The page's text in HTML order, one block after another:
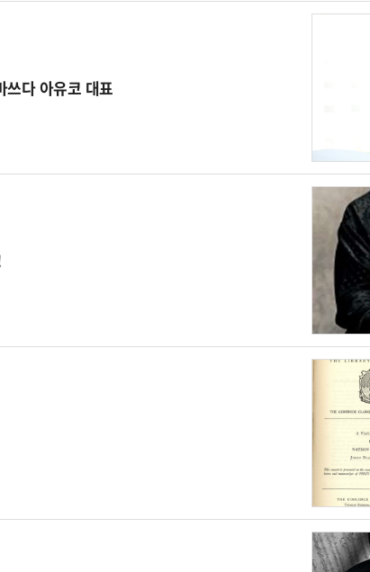
다 아유코 대표